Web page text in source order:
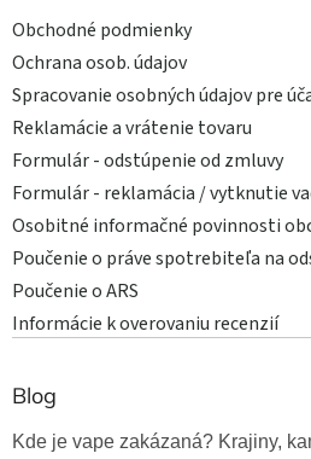
Obchodné podmienky
Ochrana osob. údajov
Spracovanie osobných údajov pre
Reklamácie a vrátenie tovaru
Formulár - odstúpenie od zmluvy
Formulár - reklamácia / vytknutie
Osobitné informačné povinnosti
Poučenie o práve spotrebiteľa na
Poučenie o ARS
Informácie k overovaniu recenzií
Blog
Kde je vape zakázaná? Krajiny,